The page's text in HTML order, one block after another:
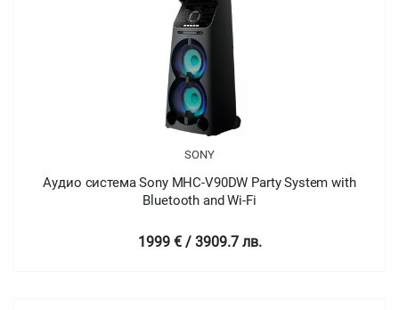
SONY
Аудио система Sony MHC-V90DW Party System with
Bluetooth and Wi-Fi
1999 € / 3909.7 лв.